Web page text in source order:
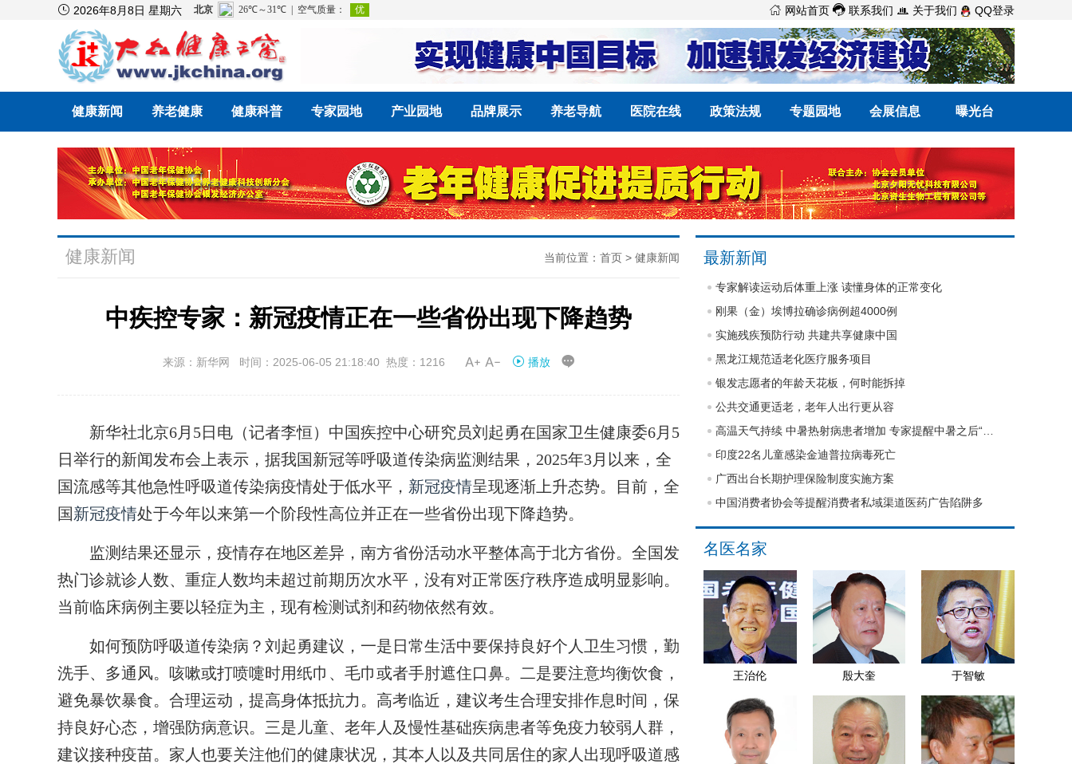
 2026年8月8日 星期六  网站首页  联系我们  关于我们 QQ登录
健康新闻 养老健康 健康科普 专家园地 产业园地 品牌展示 养老导航 医院在线 政策法规 专题园地 会展信息 曝光台
健康新闻 当前位置： 首页 > 健康新闻
中疾控专家：新冠疫情正在一些省份出现下降趋势
来源：新华网 时间：2025-06-05 21:18:40 热度：1216  播放 
新华社北京6月5日电（记者李恒）中国疾控中心研究员刘起勇在国家卫生健康委6月5
日举行的新闻发布会上表示，据我国新冠等呼吸道传染病监测结果，2025年3月以来，全
国流感等其他急性呼吸道传染病疫情处于低水平， 新冠疫情呈现逐渐上升态势。目前，全
国新冠疫情处于今年以来第一个阶段性高位并正在一些省份出现下降趋势。
监测结果还显示，疫情存在地区差异，南方省份活动水平整体高于北方省份。全国发
热门诊就诊人数、重症人数均未超过前期历次水平，没有对正常医疗秩序造成明显影响。
当前临床病例主要以轻症为主，现有检测试剂和药物依然有效。
如何预防呼吸道传染病？刘起勇建议，一是日常生活中要保持良好个人卫生习惯，勤
洗手、多通风。咳嗽或打喷嚏时用纸巾、毛巾或者手肘遮住口鼻。二是要注意均衡饮食，
避免暴饮暴食。合理运动，提高身体抵抗力。高考临近，建议考生合理安排作息时间，保
持良好心态，增强防病意识。三是儿童、老年人及慢性基础疾病患者等免疫力较弱人群，
建议接种疫苗。家人也要关注他们的健康状况，其本人以及共同居住的家人出现呼吸道感
最新新闻
专家解读运动后体重上涨 读懂身体的正常变化
刚果（金）埃博拉确诊病例超4000例
实施残疾预防行动 共建共享健康中国
黑龙江规范适老化医疗服务项目
银发志愿者的年龄天花板，何时能拆掉
公共交通更适老，老年人出行更从容
印度22名儿童感染金迪普拉病毒死亡
广西出台长期护理保险制度实施方案
中国消费者协会等提醒消费者私域渠道医药广告陷阱多
名医名家
王治伦 殷大奎 于智敏